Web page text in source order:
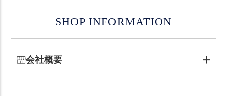
SHOP INFORMATION
会社概要